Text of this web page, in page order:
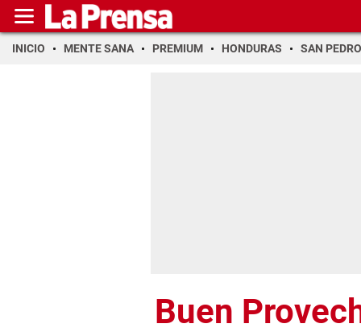
INICIO MENTE SANA PREMIUM HONDURAS SAN PEDRO
Buen